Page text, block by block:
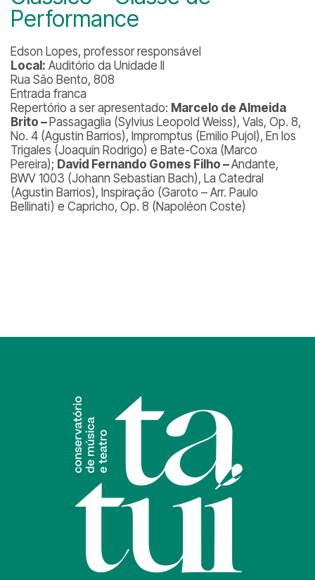
Performance
Edson Lopes, professor responsável
Local: Auditório da Unidade II
Rua São Bento, 808
Entrada franca
Repertório a ser apresentado: Marcelo de Almeida
Brito – Passagaglia (Sylvius Leopold Weiss), Vals, Op. 8,
No. 4 (Agustin Barrios), Impromptus (Emilio Pujol), En los
Trigales (Joaquín Rodrigo) e Bate-Coxa (Marco
Pereira); David Fernando Gomes Filho –​Andante,
BWV 1003 (​Johann Sebastian Bach), La Catedral
(Agustin Barrios), Inspiração (Garoto – Arr. Paulo
Bellinati) e Capricho, Op. 8 (Napoléon Coste)